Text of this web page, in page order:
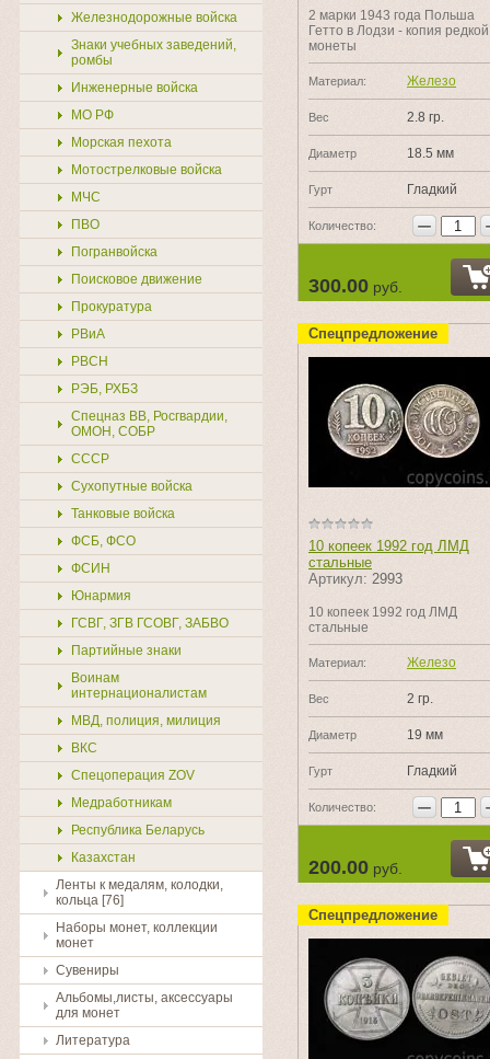
Железнодорожные войска
Знаки учебных заведений,
ромбы
Инженерные войска
МО РФ
Морская пехота
Мотострелковые войска
МЧС
ПВО
Погранвойска
Поисковое движение
Прокуратура
РВиА
РВСН
РЭБ, РХБЗ
Спецназ ВВ, Росгвардии,
ОМОН, СОБР
СССР
Сухопутные войска
Танковые войска
ФСБ, ФСО
ФСИН
Юнармия
ГСВГ, ЗГВ ГСОВГ, ЗАБВО
Партийные знаки
Воинам
интернационалистам
МВД, полиция, милиция
ВКС
Спецоперация ZOV
Медработникам
Республика Беларусь
Казахстан
Ленты к медалям, колодки,
кольца [76]
Наборы монет, коллекции
монет
Сувениры
Альбомы,листы, аксессуары
для монет
Литература
2 марки 1943 года Польша
Гетто в Лодзи - копия редкой
монеты
Материал: Железо
Вес 2.8 гр.
Диаметр 18.5 мм
Гурт Гладкий
Количество: −
300.00 руб.
Спецпредложение
10 копеек 1992 год ЛМД
стальные
Артикул: 2993
10 копеек 1992 год ЛМД
стальные
Материал: Железо
Вес 2 гр.
Диаметр 19 мм
Гурт Гладкий
Количество: −
200.00 руб.
Спецпредложение